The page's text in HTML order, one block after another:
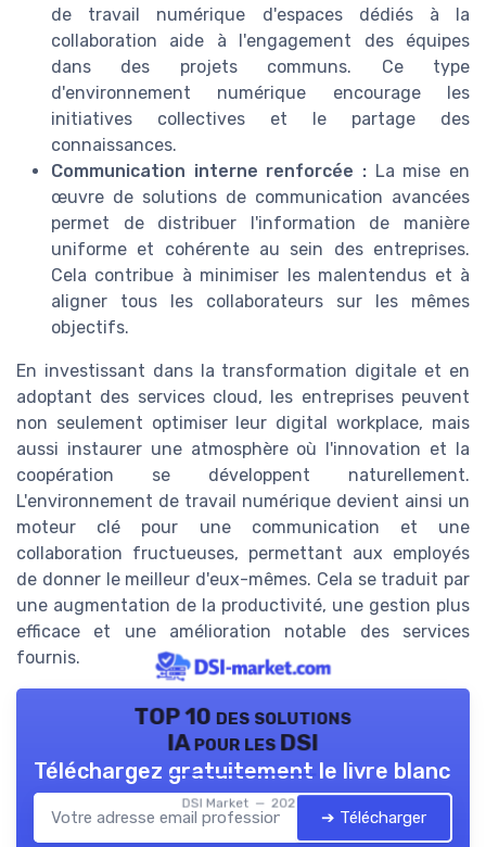
de travail numérique d'espaces dédiés à la
collaboration aide à l'engagement des équipes
dans des projets communs. Ce type
d'environnement numérique encourage les
initiatives collectives et le partage des
connaissances.
Communication interne renforcée : La mise en
œuvre de solutions de communication avancées
permet de distribuer l'information de manière
uniforme et cohérente au sein des entreprises.
Cela contribue à minimiser les malentendus et à
aligner tous les collaborateurs sur les mêmes
objectifs.
En investissant dans la transformation digitale et en
adoptant des services cloud, les entreprises peuvent
non seulement optimiser leur digital workplace, mais
aussi instaurer une atmosphère où l'innovation et la
coopération se développent naturellement.
L'environnement de travail numérique devient ainsi un
moteur clé pour une communication et une
collaboration fructueuses, permettant aux employés
de donner le meilleur d'eux-mêmes. Cela se traduit par
une augmentation de la productivité, une gestion plus
efficace et une amélioration notable des services
fournis.
TOP 10 des solutions
IA pour les DSI
DSI Market — 2026
Téléchargez gratuitement le livre blanc
➔ Télécharger